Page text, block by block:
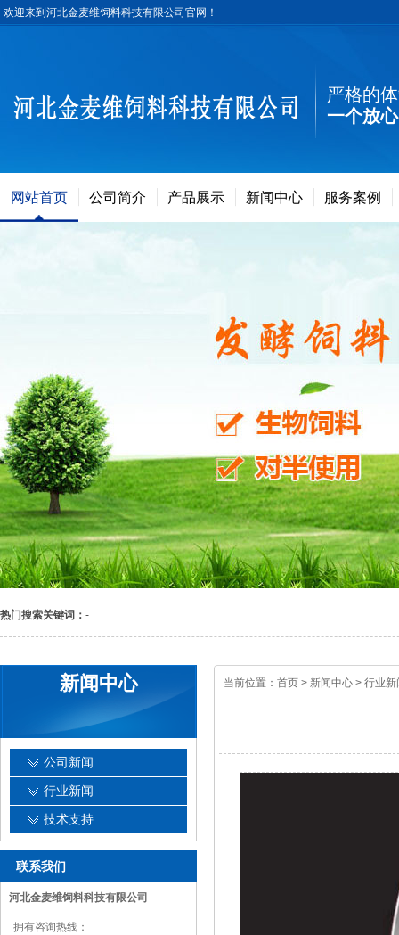
欢迎来到河北金麦维饲料科技有限公司官网！
严格的
一个放
网站首页 公司简介 产品展示 新闻中心 服务案例
热门搜索关键词： -
当前位置： 首页 > 新闻中心 > 行业新
新闻中心
公司新闻
行业新闻
技术支持
联系我们
河北金麦维饲料科技有限公司
拥有咨询热线：